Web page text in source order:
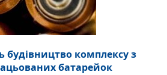
будівництво комплексу з
батарейок